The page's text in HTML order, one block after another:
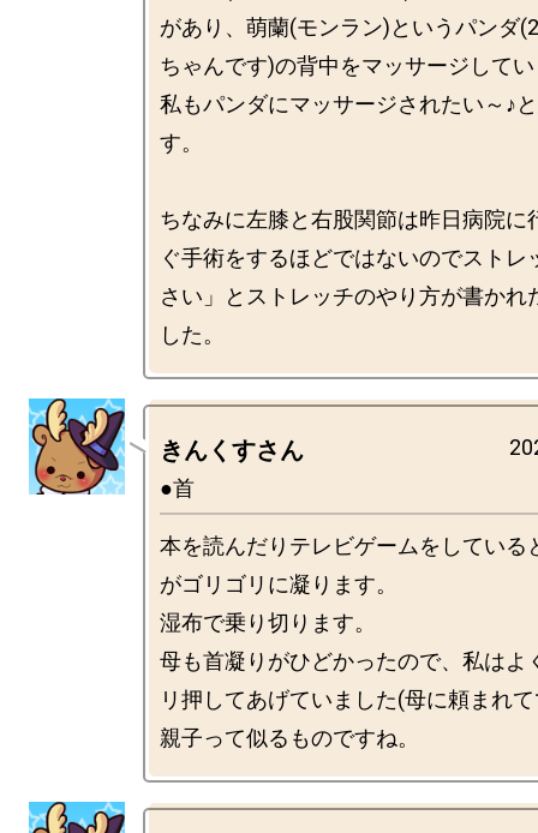
があり、萌蘭(モンラン)というパンダ
ちゃんです)の背中をマッサージして
私もパンダにマッサージされたい～♪
す。
ちなみに左膝と右股関節は昨日病院に
ぐ手術をするほどではないのでストレ
さい」とストレッチのやり方が書かれ
きんくすさん
●首
本を読んだりテレビゲームをしている
がゴリゴリに凝ります。
湿布で乗り切ります。
母も首凝りがひどかったので、私はよ
リ押してあげていました(母に頼まれ